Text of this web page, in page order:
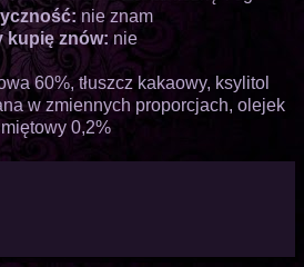
nie znam
kupię znów: nie
60%, tłuszcz kakaowy, ksylitol
w zmiennych proporcjach, olejek
miętowy 0,2%